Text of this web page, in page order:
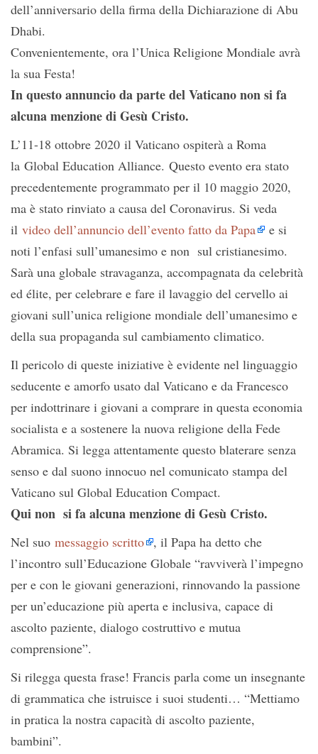
dell’anniversario della firma della Dichiarazione di Abu
Dhabi.
Convenientemente, ora l’Unica Religione Mondiale avrà
la sua Festa!
In questo annuncio da parte del Vaticano non si fa
alcuna menzione di Gesù Cristo.
L’11-18 ottobre 2020 il Vaticano ospiterà a Roma
la Global Education Alliance. Questo evento era stato
precedentemente programmato per il 10 maggio 2020,
ma è stato rinviato a causa del Coronavirus. Si veda
il video dell’annuncio dell’evento fatto da Papa
e si
noti l’enfasi sull’umanesimo e non sul cristianesimo.
Sarà una globale stravaganza, accompagnata da celebrità
ed élite, per celebrare e fare il lavaggio del cervello ai
giovani sull’unica religione mondiale dell’umanesimo e
della sua propaganda sul cambiamento climatico.
Il pericolo di queste iniziative è evidente nel linguaggio
seducente e amorfo usato dal Vaticano e da Francesco
per indottrinare i giovani a comprare in questa economia
socialista e a sostenere la nuova religione della Fede
Abramica. Si legga attentamente questo blaterare senza
senso e dal suono innocuo nel comunicato stampa del
Vaticano sul Global Education Compact.
Qui non si fa alcuna menzione di Gesù Cristo.
Nel suo messaggio scritto , il Papa ha detto che
l’incontro sull’Educazione Globale “ravviverà l’impegno
per e con le giovani generazioni, rinnovando la passione
per un’educazione più aperta e inclusiva, capace di
ascolto paziente, dialogo costruttivo e mutua
comprensione”.
Si rilegga questa frase! Francis parla come un insegnante
di grammatica che istruisce i suoi studenti… “Mettiamo
in pratica la nostra capacità di ascolto paziente,
bambini”.